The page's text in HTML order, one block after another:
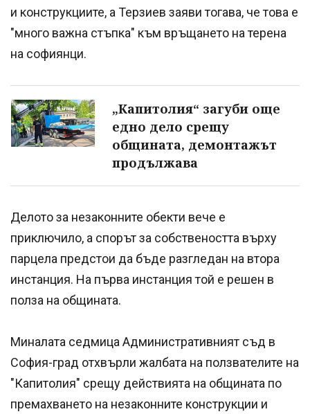
и конструкциите, а Терзиев заяви тогава, че това е
"много важна стъпка" към връщането на терена
на софиянци.
„Капитолия“ загуби още
едно дело срещу
общината, демонтажът
продължава
Делото за незаконните обекти вече е
приключило, а спорът за собствеността върху
парцела предстои да бъде разгледан на втора
инстанция. На първа инстанция той е решен в
полза на общината.
Миналата седмица Административният съд в
София-град отхвърли жалбата на ползвателите на
"Капитолия" срещу действията на общината по
премахването на незаконните конструкции и